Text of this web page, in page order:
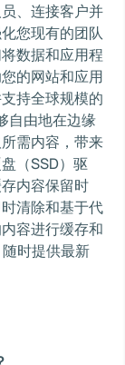
、连接客户并
您现有的团队
数据和应用程
的网站和应用
持全球规模的
自由地在边缘
需内容，带来
（SSD）驱
内容保留时
清除和基于代
容进行缓存和
时提供最新